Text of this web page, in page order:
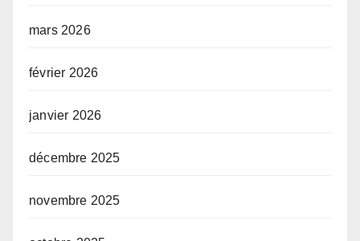
mars 2026
février 2026
janvier 2026
décembre 2025
novembre 2025